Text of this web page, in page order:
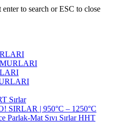
enter to search or ESC to close
Sırlar
SIRLAR | 950°C – 1250°C
Parlak-Mat Sıvı Sırlar HHT